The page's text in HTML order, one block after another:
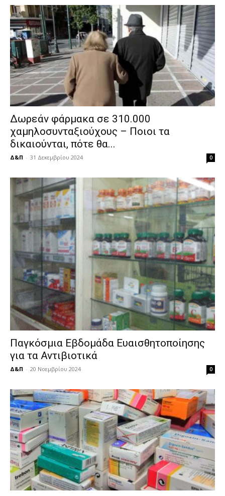
Δωρεάν φάρμακα σε 310.000
χαμηλοσυνταξιούχους – Ποιοι τα
δικαιούνται, πότε θα...
Δ&Π - 31 Δεκεμβρίου 2024 0
Παγκόσμια Εβδομάδα Ευαισθητοποίησης
για τα Αντιβιοτικά
Δ&Π - 20 Νοεμβρίου 2024 0